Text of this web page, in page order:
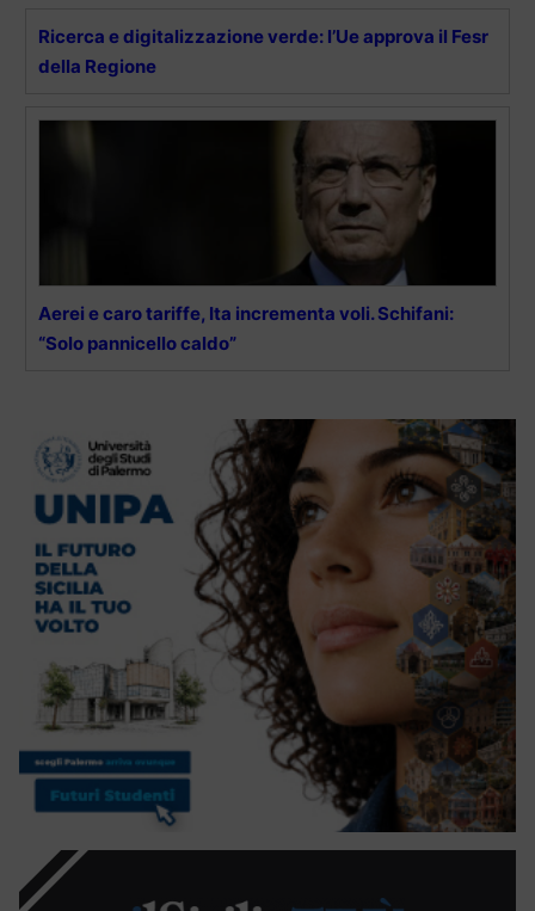
Ricerca e digitalizzazione verde: l’Ue approva il Fesr
della Regione
Aerei e caro tariffe, Ita incrementa voli. Schifani:
“Solo pannicello caldo”